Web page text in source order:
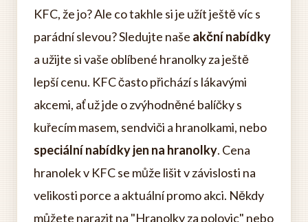
KFC, že jo? Ale co takhle si je užít ještě víc s
parádní slevou? Sledujte naše akční nabídky
a užijte si vaše oblíbené hranolky za ještě
lepší cenu. KFC často přichází s lákavými
akcemi, ať už jde o zvýhodněné balíčky s
kuřecím masem, sendviči a hranolkami, nebo
speciální nabídky jen na hranolky. Cena
hranolek v KFC se může lišit v závislosti na
velikosti porce a aktuální promo akci. Někdy
můžete narazit na "Hranolky za polovic" nebo